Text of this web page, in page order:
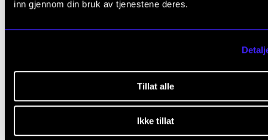
inn gjennom din bruk av tjenestene deres.
Tillat alle
Ikke tillat
Artistic research as a challenge to the humanities. A
meditation on the ruins of binary oppositional